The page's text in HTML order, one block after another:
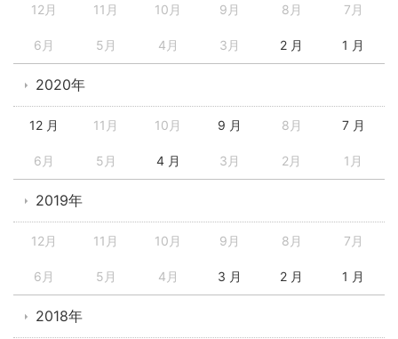
12月 11月 10月 9月 8月 7月
6月 5月 4月 3月 2 月 1 月
2020年
12 月 11月 10月 9 月 8月 7 月
6月 5月 4 月 3月 2月 1月
2019年
12月 11月 10月 9月 8月 7月
6月 5月 4月 3 月 2 月 1 月
2018年